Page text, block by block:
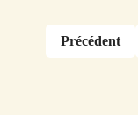
Précédent